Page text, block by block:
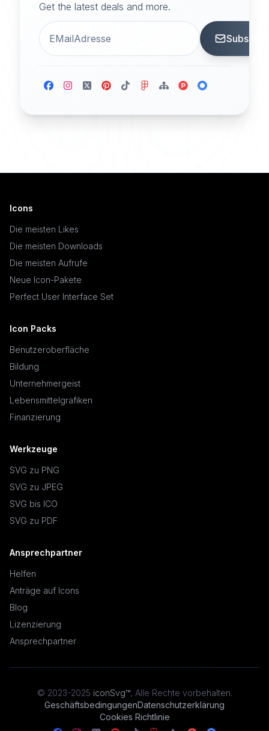
Get the latest deals and more.
Icons
Die meisten Likes
Die meisten Downloads
Die meisten Aufrufe
Neue Icon-Pakete
Perfect User Interface Set
Icon Packs
Benutzeroberfläche
Bildung
Unternehmergeist
Lebensmittelgrafiken
Finanzierung
Werkzeuge
SVG zu PNG
SVG zu JPEG
SVG bis ICO
SVG zu PDF
Ansprechpartner
Helfen
Anträge auf Icons
Blog
Lizenzierung
Ansprechpartner
© 2023-2025 iconSvg™, Alle Rechte vorbehalten.
GeschäftsbedingungenDatenschutzerklärung
Cookies Richtlinie